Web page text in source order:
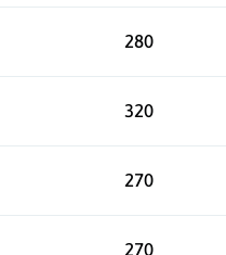
280
320
270
270